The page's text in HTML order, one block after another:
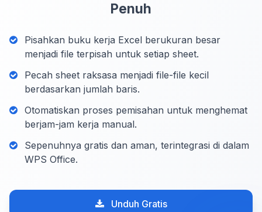
Penuh
Pisahkan buku kerja Excel berukuran besar
menjadi file terpisah untuk setiap sheet.
Pecah sheet raksasa menjadi file-file kecil
berdasarkan jumlah baris.
Otomatiskan proses pemisahan untuk menghemat
berjam-jam kerja manual.
Sepenuhnya gratis dan aman, terintegrasi di dalam
WPS Office.
Unduh Gratis